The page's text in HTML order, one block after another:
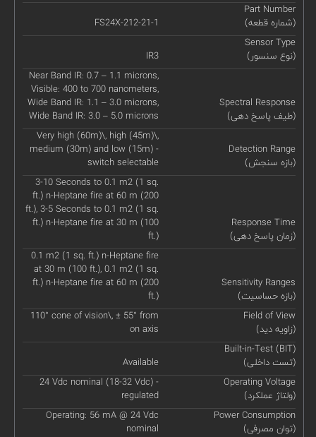
Part Number
(شماره قطعه)
FS24X-212-21-1
Sensor Type
(نوع سنسور)
IR3
Spectral Response
(طیف پاسخ دهی)
Near Band IR: 0.7 – 1.1 microns,
Visible: 400 to 700 nanometers,
Wide Band IR: 1.1 – 3.0 microns,
Wide Band IR: 3.0 – 5.0 microns
Detection Range
(بازه سنجش)
Very high (60m)\, high (45m)\,
medium (30m) and low (15m) -
switch selectable
Response Time
(زمان پاسخ دهی)
3-10 Seconds to 0.1 m2 (1 sq.
ft.) n-Heptane fire at 60 m (200
ft.), 3-5 Seconds to 0.1 m2 (1 sq.
ft.) n-Heptane fire at 30 m (100
ft.)
Sensitivity Ranges
(بازه حساسیت)
0.1 m2 (1 sq. ft.) n-Heptane fire
at 30 m (100 ft.), 0.1 m2 (1 sq.
ft.) n-Heptane fire at 60 m (200
ft.)
Field of View
(زاویه دید)
110° cone of vision\, ± 55° from
on axis
Built-in-Test (BIT)
(تست داخلی)
Available
Operating Voltage
(ولتاژ عملکرد)
24 Vdc nominal (18-32 Vdc) -
regulated
Power Consumption
(توان مصرفی)
Operating: 56 mA @ 24 Vdc
nominal